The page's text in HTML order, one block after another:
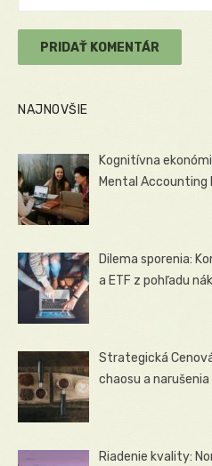
NAJNOVŠIE
Kognitívna
Mental Accounting
Dilema sporenia:
a ETF z pohľadu
Strategická
chaosu a
Riadenie kvality: